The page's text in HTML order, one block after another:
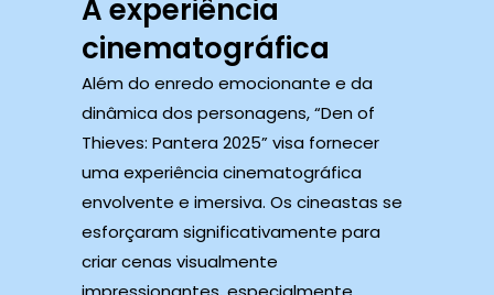
A experiência
cinematográfica
Além do enredo emocionante e da
dinâmica dos personagens, “Den of
Thieves: Pantera 2025” visa fornecer
uma experiência cinematográfica
envolvente e imersiva. Os cineastas se
esforçaram significativamente para
criar cenas visualmente